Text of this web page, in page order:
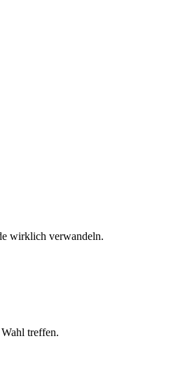
wirklich verwandeln.
treffen.